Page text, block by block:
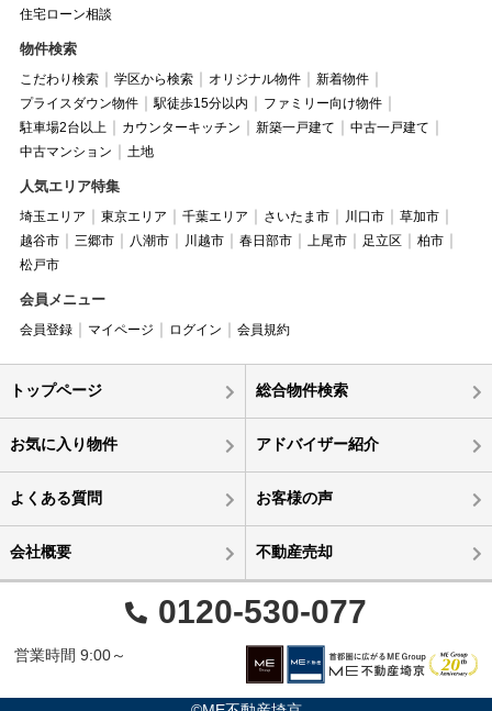
住宅ローン相談
物件検索
こだわり検索 学区から検索 オリジナル物件
新着物件
プライスダウン物件
駅徒歩15分以内
ファミリー向け物件
駐車場2台以上
カウンターキッチン 新築一戸建て
中古一戸建て
中古マンション
土地
人気エリア特集
埼玉エリア 東京エリア 千葉エリア さいたま市 川口市
草加市
越谷市
三郷市 八潮市 川越市 春日部市 上尾市 足立区
柏市
松戸市
会員メニュー
会員登録 マイページ ログイン 会員規約
トップページ 総合物件検索
お気に入り物件 アドバイザー紹介
よくある質問 お客様の声
会社概要 不動産売却
0120-530-077
営業時間 9:00～